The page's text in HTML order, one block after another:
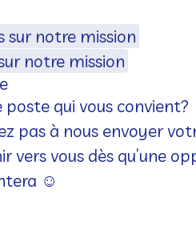
sur notre mission
notre mission
qui vous convient?
pas à nous envoyer
vers vous dès qu’une
☺️